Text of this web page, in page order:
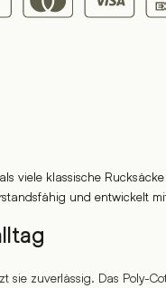
viele klassische
und entwickelt
sie zuverlässig. Das Poly-